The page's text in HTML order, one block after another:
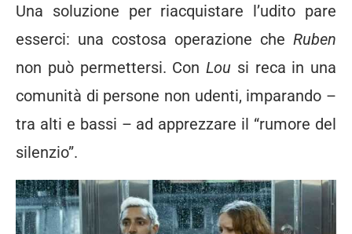
Una soluzione per riacquistare l’udito pare
esserci: una costosa operazione che Ruben
non può permettersi. Con Lou si reca in una
comunità di persone non udenti, imparando –
tra alti e bassi – ad apprezzare il “rumore del
silenzio”.